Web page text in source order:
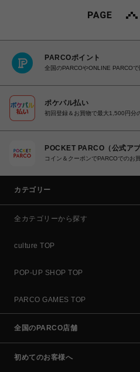
PARCOポイント
全国のPARCOやONLINE PARCO
ポケパル払い
初回登録＆お買物で最大1,500円分
POCKET PARCO（公式アプ
コイン＆クーポンでPARCOでのお
カテゴリー
全カテゴリーから探す
culture TOP
POP-UP SHOP TOP
PARCO GAMES TOP
全国のPARCO店舗
初めてのお客様へ